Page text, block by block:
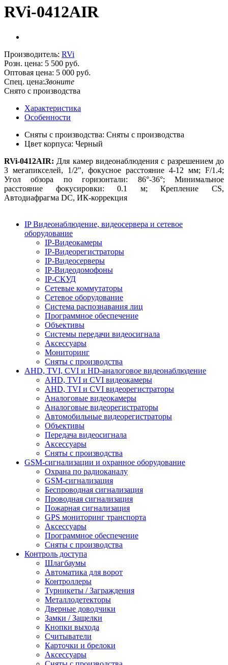
RVi-0412AIR
Производитель: RVi
Розн. цена: 5 500 руб.
Оптовая цена: 5 000 руб.
Спец. цена:Звоните
Снято с производства
Характеристика
Особенности
Сняты с производства: Сняты с производства
Цвет корпуса: Черный
RVi-0412AIR: Для камер видеонаблюдения с разрешением до
3 мегапикселей, 1/2", фокусное расстояние 4-12 мм; F/1.4;
Угол обзора по горизонтали: 86°-36°; Минимальное
расстояние фокусировки: 0.1 м; Крепление CS,
Автодиафрагма DC, ИК-коррекция
IP Видеонаблюдение, видеосервера и сетевое
оборудование
IP-Видеокамеры
IP-Видеорегистраторы
IP-Видеосерверы
IP-Видеодомофоны
IP-СКУД
Сетевые коммутаторы
Сетевое оборудование
Система распознавания лиц
Программное обеспечение
Объективы
Системы передачи видеосигнала
Аксессуары
Мониторинг
Сняты с производства
AHD, TVI, CVI и HD-аналоговое видеонаблюдение
AHD, TVI и CVI видеокамеры
AHD, TVI и CVI видеорегистраторы
Аналоговые видеокамеры
Аналоговые видеорегистраторы
Автомобильные видеорегистраторы
Объективы
Передача видеосигнала
Аксессуары
Сняты с производства
GSM-сигнализации и охранное оборудование
Охрана по радиоканалу
GSM-сигнализация
Беспроводная сигнализация
Проводная сигнализация
Пожарная сигнализация
GPS мониторинг транспорта
Аксессуары
Программное обеспечение
Сняты с производства
Контроль доступа
Шлагбаумы
Автоматика для ворот
Контроллеры
Турникеты / Заграждения
Металлодетекторы
Дверные доводчики
Замки / Защелки
Кнопки выхода
Считыватели
Карточки и брелоки
Аксессуары